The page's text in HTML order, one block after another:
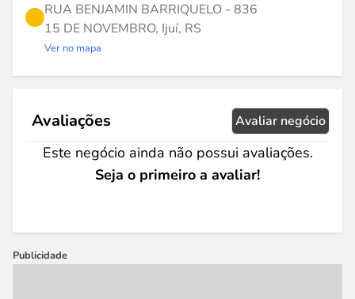
RUA BENJAMIN BARRIQUELO - 836
15 DE NOVEMBRO, Ijuí, RS
Ver no mapa
Avaliações Avaliar negócio
Este negócio ainda não possui avaliações.
Seja o primeiro a avaliar!
Publicidade